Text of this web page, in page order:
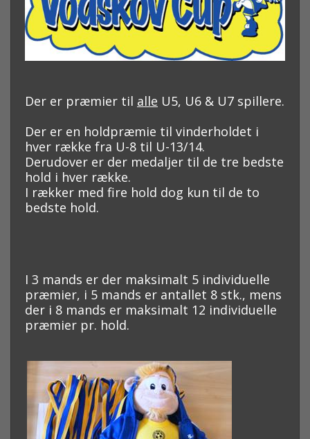
Der er præmier til alle U5, U6 & U7 spillere.
Der er en holdpræmie til vinderholdet i
hver række fra U-8 til U-13/14.
Derudover er der medaljer til de tre bedste
hold i hver række.
I rækker med fire hold dog kun til de to
bedste hold.
I 3 mands er der maksimalt 5 individuelle
præmier, i 5 mands er antallet 8 stk., mens
der i 8 mands er maksimalt 12 individuelle
præmier pr. hold.